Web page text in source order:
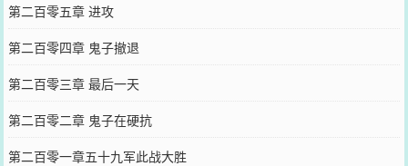
第二百零五章 进攻
第二百零四章 鬼子撤退
第二百零三章 最后一天
第二百零二章 鬼子在硬抗
第二百零一章五十九军此战大胜